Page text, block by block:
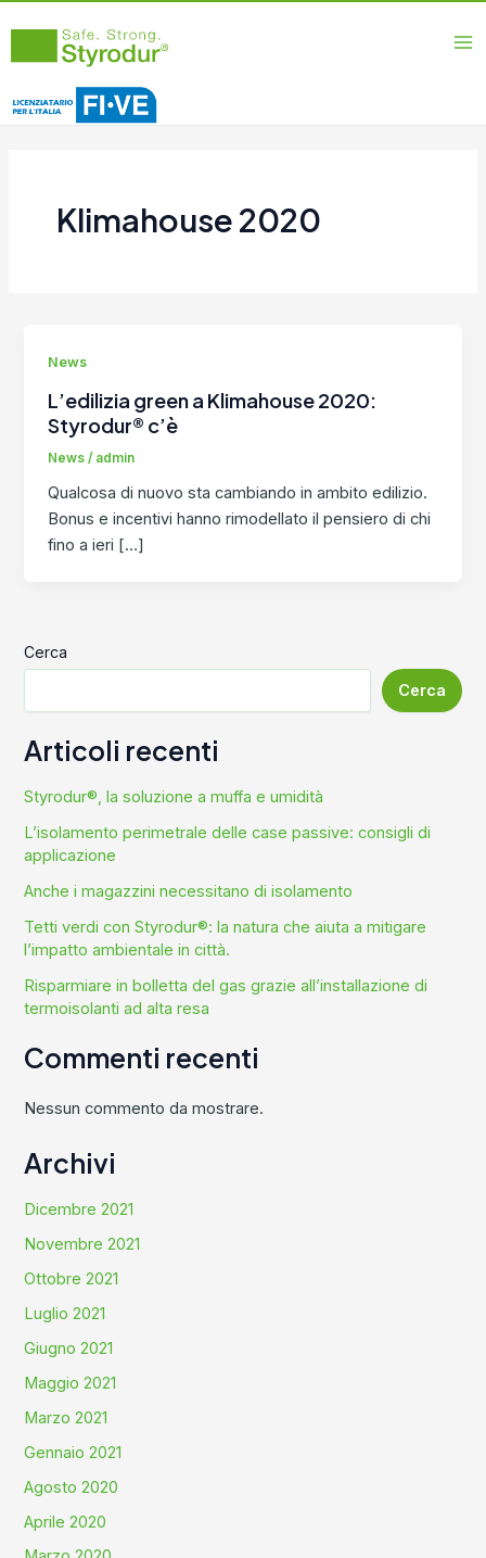
contenuto
Klimahouse 2020
News
L’edilizia green a Klimahouse 2020:
Styrodur® c’è
News / admin
Qualcosa di nuovo sta cambiando in ambito edilizio.
Bonus e incentivi hanno rimodellato il pensiero di chi
fino a ieri […]
Cerca
Cerca
Articoli recenti
Styrodur®, la soluzione a muffa e umidità
L’isolamento perimetrale delle case passive: consigli di
applicazione
Anche i magazzini necessitano di isolamento
Tetti verdi con Styrodur®: la natura che aiuta a mitigare
l’impatto ambientale in città.
Risparmiare in bolletta del gas grazie all’installazione di
termoisolanti ad alta resa
Commenti recenti
Nessun commento da mostrare.
Archivi
Dicembre 2021
Novembre 2021
Ottobre 2021
Luglio 2021
Giugno 2021
Maggio 2021
Marzo 2021
Gennaio 2021
Agosto 2020
Aprile 2020